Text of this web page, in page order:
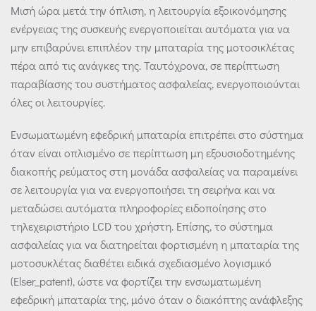
Μισή ώρα μετά την όπλιση, η λειτουργία εξοικονόμησης
ενέργειας της συσκευής ενεργοποιείται αυτόματα για να
μην επιβαρύνει επιπλέον την μπαταρία της μοτοσικλέτας
πέρα ​​από τις ανάγκες της. Ταυτόχρονα, σε περίπτωση
παραβίασης του συστήματος ασφαλείας, ενεργοποιούνται
όλες οι λειτουργίες.
Ενσωματωμένη εφεδρική μπαταρία επιτρέπει στο σύστημα
όταν είναι οπλισμένο σε περίπτωση μη εξουσιοδοτημένης
διακοπής ρεύματος στη μονάδα ασφαλείας να παραμείνει
σε λειτουργία για να ενεργοποιήσει τη σειρήνα και να
μεταδώσει αυτόματα πληροφορίες ειδοποίησης στο
τηλεχειριστήριο LCD του χρήστη. Επίσης, το σύστημα
ασφαλείας για να διατηρείται φορτισμένη η μπαταρία της
μοτοσυκλέτας διαθέτει ειδικά σχεδιασμένο λογισμικό
(Elser_patent), ώστε να φορτίζει την ενσωματωμένη
εφεδρική μπαταρία της, μόνο όταν ο διακόπτης ανάφλεξης